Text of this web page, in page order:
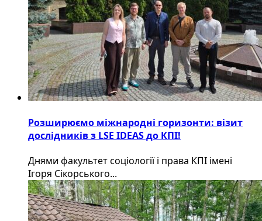
Розширюємо міжнародні горизонти: візит
дослідників з LSE IDEAS до КПІ!
Днями факультет соціології і права КПІ імені
Ігоря Сікорського...